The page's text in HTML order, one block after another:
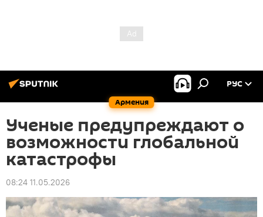
Армения
РУС
Ученые предупреждают о
возможности глобальной
катастрофы
08:24 11.05.2026